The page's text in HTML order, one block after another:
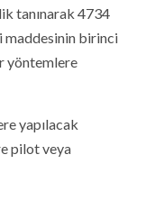
tanınarak 4734
maddesinin birinci
yöntemlere
yapılacak
pilot veya